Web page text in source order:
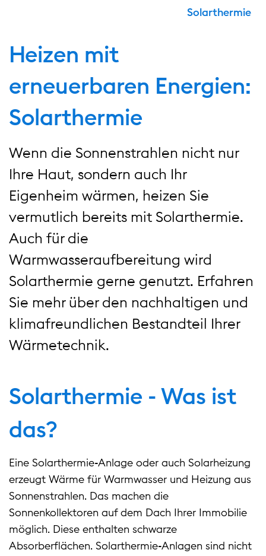
Solarthermie
Heizen mit
erneuerbaren Energien:
Solarthermie
Wenn die Sonnenstrahlen nicht nur
Ihre Haut, sondern auch Ihr
Eigenheim wärmen, heizen Sie
vermutlich bereits mit Solarthermie.
Auch für die
Warmwasseraufbereitung wird
Solarthermie gerne genutzt. Erfahren
Sie mehr über den nachhaltigen und
klimafreundlichen Bestandteil Ihrer
Wärmetechnik.
Solarthermie - Was ist
das?
Eine Solarthermie-Anlage oder auch Solarheizung
erzeugt Wärme für Warmwasser und Heizung aus
Sonnenstrahlen. Das machen die
Sonnenkollektoren auf dem Dach Ihrer Immobilie
möglich. Diese enthalten schwarze
Absorberflächen. Solarthermie-Anlagen sind nicht